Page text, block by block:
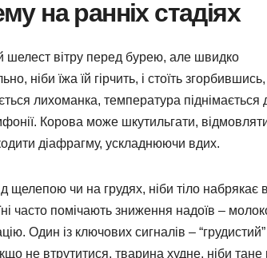
на ранніх стадіях
шелест вітру перед бурею, але швидко
ніби їжа їй гірчить, і стоїть згорбившись,
лихоманка, температура піднімається
Корова може шкутильгати,
діафрагму, ускладнюючи вдих.
щелепою чи на грудях, ніби тіло набрякає
часто помічають зниження надоїв –
Один із ключових сигналів – “грудистий”
не втрутитися, тварина худне, ніби тане